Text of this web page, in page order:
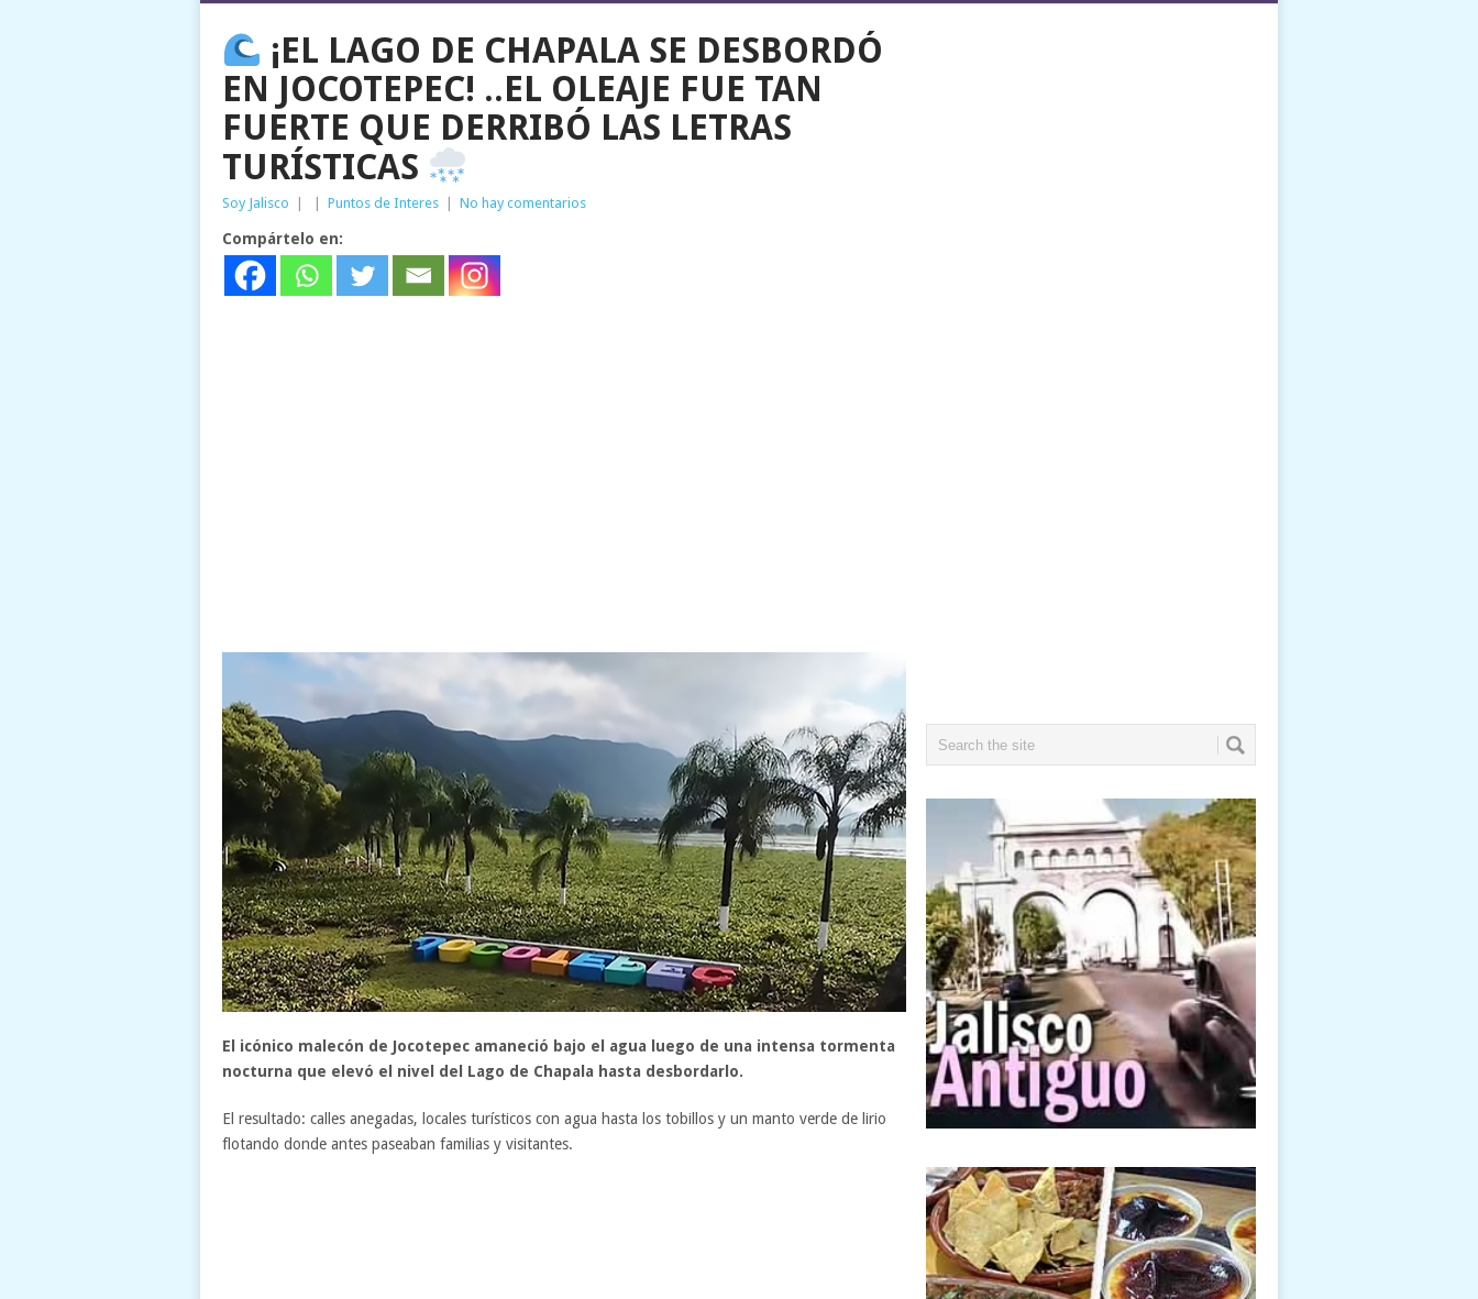
¡EL LAGO DE CHAPALA SE DESBORDÓ
EN JOCOTEPEC! ..EL OLEAJE FUE TAN
FUERTE QUE DERRIBÓ LAS LETRAS
TURÍSTICAS
Soy Jalisco | | Puntos de Interes | No hay comentarios
Compártelo en:
El icónico malecón de Jocotepec amaneció bajo el agua luego de una intensa tormenta
nocturna que elevó el nivel del Lago de Chapala hasta desbordarlo.
El resultado: calles anegadas, locales turísticos con agua hasta los tobillos y un manto verde de lirio
flotando donde antes paseaban familias y visitantes.